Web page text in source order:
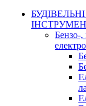
Бензо-,